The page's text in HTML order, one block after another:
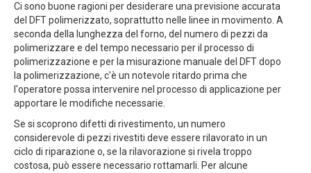
Ci sono buone ragioni per desiderare una previsione accurata
del DFT polimerizzato, soprattutto nelle linee in movimento. A
seconda della lunghezza del forno, del numero di pezzi da
polimerizzare e del tempo necessario per il processo di
polimerizzazione e per la misurazione manuale del DFT dopo
la polimerizzazione, c'è un notevole ritardo prima che
l'operatore possa intervenire nel processo di applicazione per
apportare le modifiche necessarie.
Se si scoprono difetti di rivestimento, un numero
considerevole di pezzi rivestiti deve essere rilavorato in un
ciclo di riparazione o, se la rilavorazione si rivela troppo
costosa, può essere necessario rottamarli. Per alcune